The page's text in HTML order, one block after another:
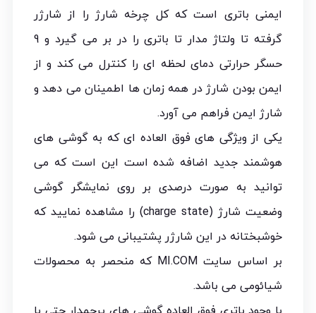
ایمنی باتری است که کل چرخه شارژ را از شارژر
گرفته تا ولتاژ مدار تا باتری را در بر می گیرد و 9
حسگر حرارتی دمای لحظه ای را کنترل می کند و از
ایمن بودن شارژ در همه زمان ها اطمینان می دهد و
شارژ ایمن فراهم می آورد.
یکی از ویژگی های فوق العاده ای که به گوشی های
هوشمند جدید اضافه شده است این است که می
توانید به صورت درصدی بر روی نمایشگر گوشی
وضعیت شارژ (charge state) را مشاهده نمایید که
خوشبختانه در این شارژر پشتیبانی می شود.
بر اساس سایت MI.COM که منحصر به محصولات
شیائومی می باشد.